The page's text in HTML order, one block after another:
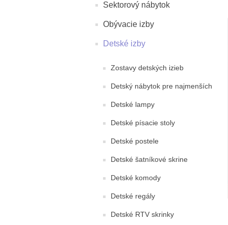
Sektorový nábytok
Obývacie izby
Detské izby
Zostavy detských izieb
Detský nábytok pre najmenších
Detské lampy
Detské písacie stoly
Detské postele
Detské šatníkové skrine
Detské komody
Detské regály
Detské RTV skrinky